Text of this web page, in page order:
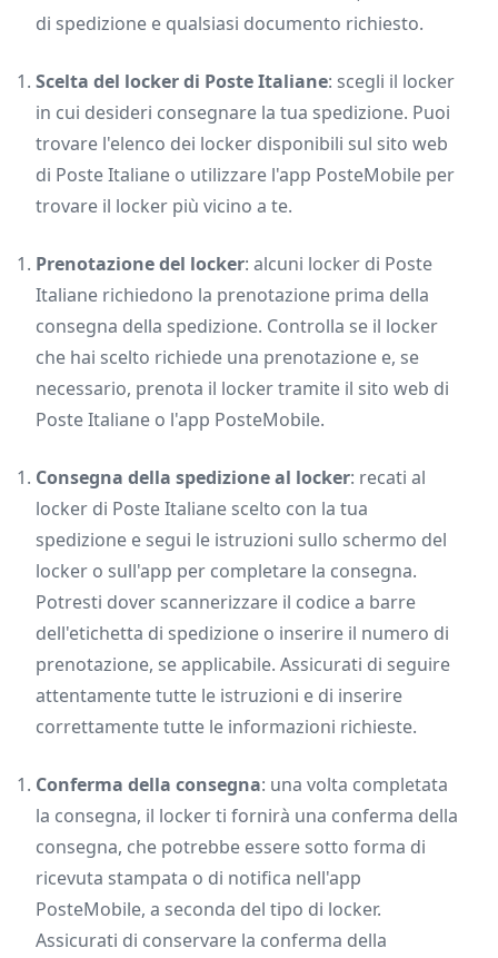
di spedizione e qualsiasi documento richiesto.
Scelta del locker di Poste Italiane: scegli il locker
in cui desideri consegnare la tua spedizione. Puoi
trovare l'elenco dei locker disponibili sul sito web
di Poste Italiane o utilizzare l'app PosteMobile per
trovare il locker più vicino a te.
Prenotazione del locker: alcuni locker di Poste
Italiane richiedono la prenotazione prima della
consegna della spedizione. Controlla se il locker
che hai scelto richiede una prenotazione e, se
necessario, prenota il locker tramite il sito web di
Poste Italiane o l'app PosteMobile.
Consegna della spedizione al locker: recati al
locker di Poste Italiane scelto con la tua
spedizione e segui le istruzioni sullo schermo del
locker o sull'app per completare la consegna.
Potresti dover scannerizzare il codice a barre
dell'etichetta di spedizione o inserire il numero di
prenotazione, se applicabile. Assicurati di seguire
attentamente tutte le istruzioni e di inserire
correttamente tutte le informazioni richieste.
Conferma della consegna: una volta completata
la consegna, il locker ti fornirà una conferma della
consegna, che potrebbe essere sotto forma di
ricevuta stampata o di notifica nell'app
PosteMobile, a seconda del tipo di locker.
Assicurati di conservare la conferma della